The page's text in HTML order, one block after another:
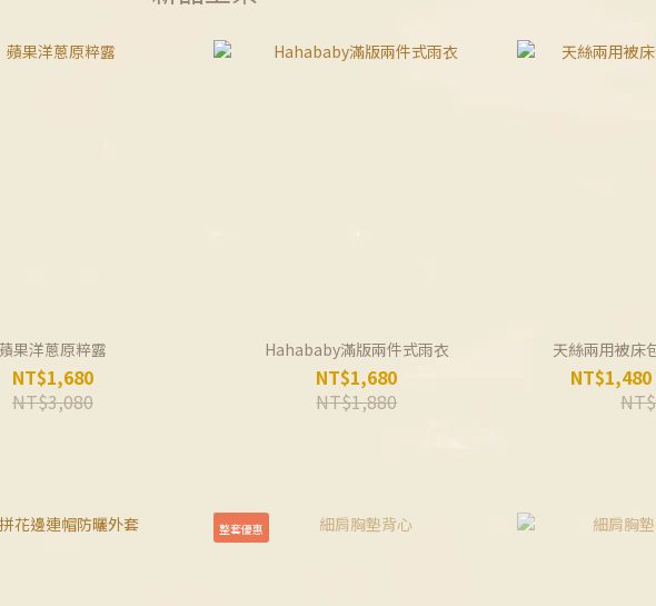
果洋蔥原粹露
NT$1,680
NT$3,080
Hahababy滿版兩件式雨衣
NT$1,680
NT$1,880
天絲兩用被床
整套優惠